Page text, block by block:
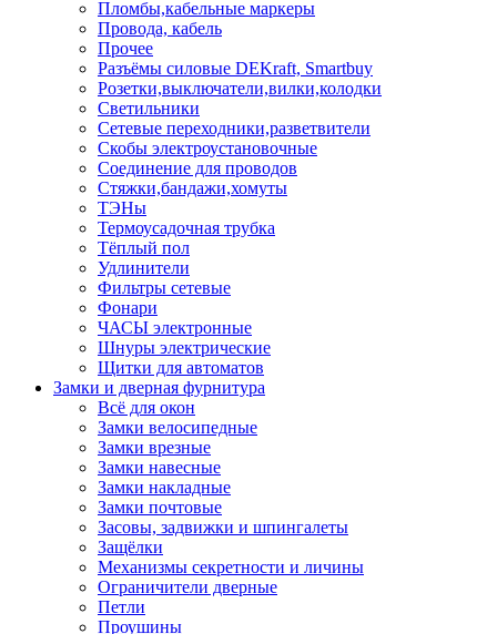
Пломбы,кабельные маркеры
Провода, кабель
Прочее
Разъёмы силовые DEKraft, Smartbuy
Розетки,выключатели,вилки,колодки
Светильники
Сетевые переходники,разветвители
Скобы электроустановочные
Соединение для проводов
Стяжки,бандажи,хомуты
ТЭНы
Термоусадочная трубка
Тёплый пол
Удлинители
Фильтры сетевые
Фонари
ЧАСЫ электронные
Шнуры электрические
Щитки для автоматов
Замки и дверная фурнитура
Всё для окон
Замки велосипедные
Замки врезные
Замки навесные
Замки накладные
Замки почтовые
Засовы, задвижки и шпингалеты
Защёлки
Механизмы секретности и личины
Ограничители дверные
Петли
Проушины